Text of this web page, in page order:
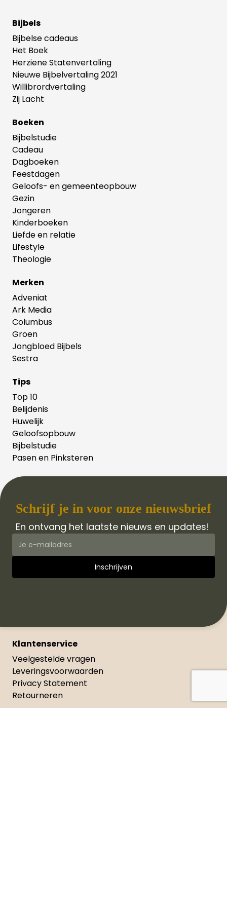
Bijbels
Bijbelse cadeaus
Het Boek
Herziene Statenvertaling
Nieuwe Bijbelvertaling 2021
Willibrordvertaling
Zij Lacht
Boeken
Bijbelstudie
Cadeau
Dagboeken
Feestdagen
Geloofs- en gemeenteopbouw
Gezin
Jongeren
Kinderboeken
Liefde en relatie
Lifestyle
Theologie
Merken
Adveniat
Ark Media
Columbus
Groen
Jongbloed Bijbels
Sestra
Tips
Top 10
Belijdenis
Huwelijk
Geloofsopbouw
Bijbelstudie
Pasen en Pinksteren
Schrijf je in voor onze nieuwsbrief
En ontvang het laatste nieuws en updates!
Klantenservice
Veelgestelde vragen
Leveringsvoorwaarden
Privacy Statement
Retourneren